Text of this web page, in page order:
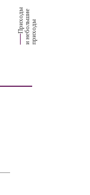
П
р
их
о
д
ы
и
н
е
б
о
ль
ш
ие
п
р
и
х
о
ды